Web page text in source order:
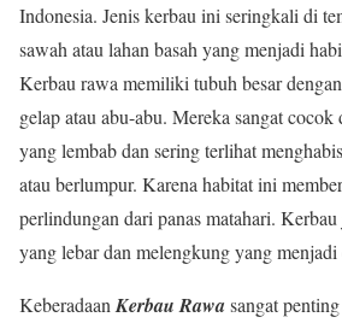
Indonesia. Jenis kerbau ini seringkali di
sawah atau lahan basah yang menjadi
Kerbau rawa memiliki tubuh besar
gelap atau abu-abu. Mereka sangat
yang lembab dan sering terlihat
atau berlumpur. Karena habitat ini
perlindungan dari panas matahari.
yang lebar dan melengkung yang
KeberadaanKerbau Rawasangat